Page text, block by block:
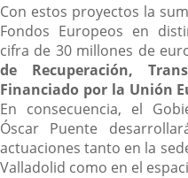
Con estos proyectos la
Fondos Europeos en
cifra de 30 millones de
de Recuperación,
Financiado por la Unión
En consecuencia, el
Óscar Puente
actuaciones tanto en la
Valladolid como en el